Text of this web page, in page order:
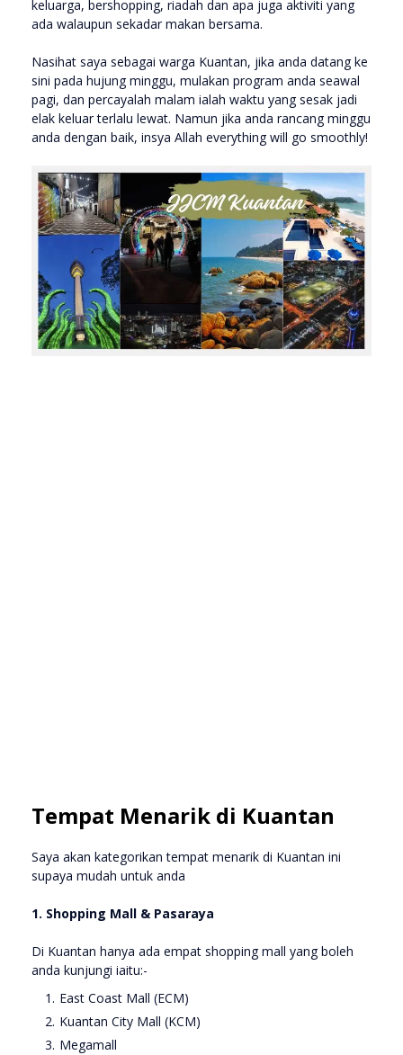
keluarga, bershopping, riadah dan apa juga aktiviti yang
ada walaupun sekadar makan bersama.
Nasihat saya sebagai warga Kuantan, jika anda datang ke
sini pada hujung minggu, mulakan program anda seawal
pagi, dan percayalah malam ialah waktu yang sesak jadi
elak keluar terlalu lewat. Namun jika anda rancang minggu
anda dengan baik, insya Allah everything will go smoothly!
Tempat Menarik di Kuantan
Saya akan kategorikan tempat menarik di Kuantan ini
supaya mudah untuk anda
1. Shopping Mall & Pasaraya
Di Kuantan hanya ada empat shopping mall yang boleh
anda kunjungi iaitu:-
East Coast Mall (ECM)
Kuantan City Mall (KCM)
Megamall